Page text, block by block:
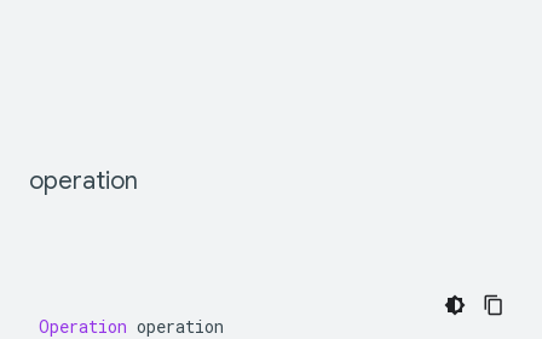
operation
Operation operation